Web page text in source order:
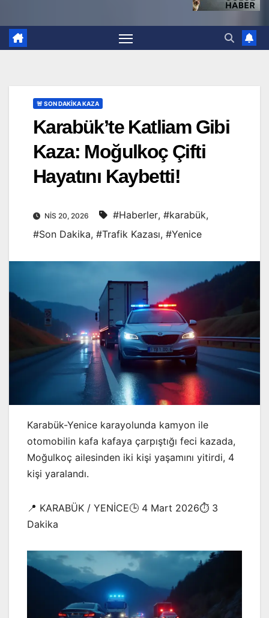
🚨 SON DAKİKA KAZA
Karabük’te Katliam Gibi
Kaza: Moğulkoç Çifti
Hayatını Kaybetti!
NIS 20, 2026 #Haberler, #karabük,
#Son Dakika, #Trafik Kazası, #Yenice
Karabük-Yenice karayolunda kamyon ile
otomobilin kafa kafaya çarpıştığı feci kazada,
Moğulkoç ailesinden iki kişi yaşamını yitirdi, 4
kişi yaralandı.
📍 KARABÜK / YENİCE🕒 4 Mart 2026⏱️ 3
Dakika